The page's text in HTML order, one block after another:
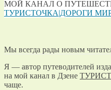
МОЙ КАНАЛ О
ТУРИСТОЧКА|ДОРОГИ
Мы всегда рады новым
Я — автор путеводителей
на мой канал в Дзене
чаще.